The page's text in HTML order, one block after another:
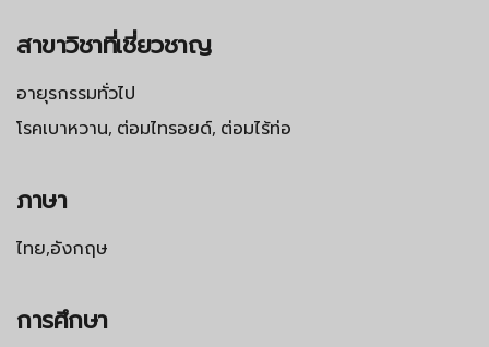
สาขาวิชาที่เชี่ยวชาญ
อายุรกรรมทั่วไป
โรคเบาหวาน, ต่อมไทรอยด์, ต่อมไร้ท่อ
ภาษา
ไทย,อังกฤษ
การศึกษา